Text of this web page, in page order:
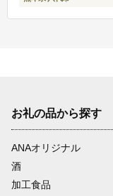
お礼の品から探す
ANAオリジナル
酒
加工食品